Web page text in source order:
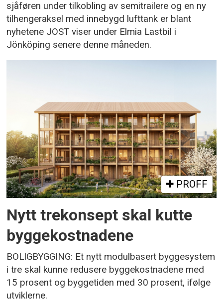
sjåføren under tilkobling av semitrailere og en ny
tilhengeraksel med innebygd lufttank er blant
nyhetene JOST viser under Elmia Lastbil i
Jönköping senere denne måneden.
PROFF
Nytt trekonsept skal kutte
byggekostnadene
BOLIGBYGGING: Et nytt modulbasert byggesystem
i tre skal kunne redusere byggekostnadene med
15 prosent og byggetiden med 30 prosent, ifølge
utviklerne.